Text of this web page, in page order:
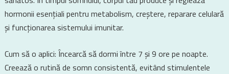
hormonii esențiali pentru metabolism, creștere, reparare celulară
și funcționarea sistemului imunitar.
Cum să o aplici: Încearcă să dormi între 7 și 9 ore pe noapte.
Creează o rutină de somn consistentă, evitând stimulentele